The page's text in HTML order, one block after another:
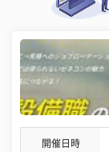
開催日時